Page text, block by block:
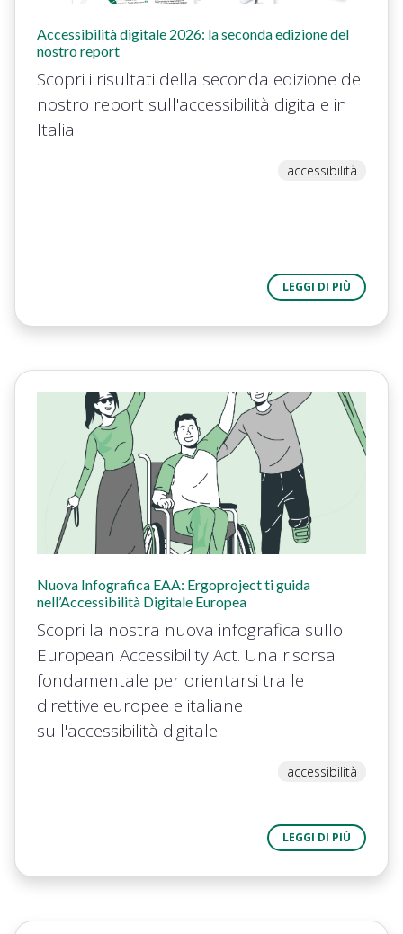
Accessibilità digitale 2026: la seconda edizione del
nostro report
Scopri i risultati della seconda edizione del
nostro report sull'accessibilità digitale in
Italia.
accessibilità
LEGGI DI PIÙ
Nuova Infografica EAA: Ergoproject ti guida
nell’Accessibilità Digitale Europea
Scopri la nostra nuova infografica sullo
European Accessibility Act. Una risorsa
fondamentale per orientarsi tra le
direttive europee e italiane
sull'accessibilità digitale.
accessibilità
LEGGI DI PIÙ